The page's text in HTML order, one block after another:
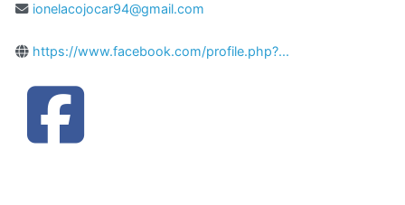
ionelacojocar94@gmail.com
https://www.facebook.com/profile.php?...